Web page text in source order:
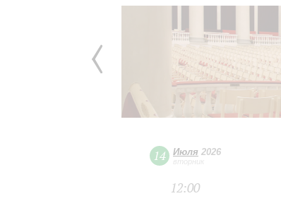
14 Июля 2026
вторник
12:00